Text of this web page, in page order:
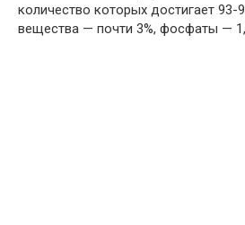
количество которых достигает 93-
вещества — почти 3%, фосфаты —